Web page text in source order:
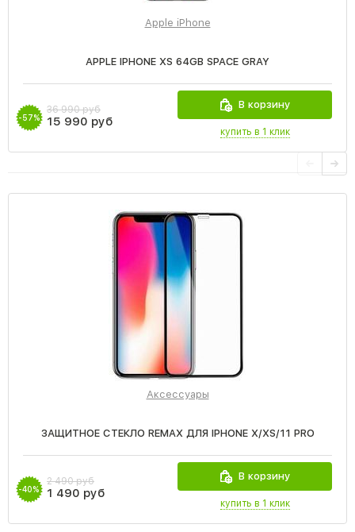
Apple iPhone
APPLE IPHONE XS 64GB SPACE GRAY
-57%
36 990 руб
15 990 руб
В корзину
купить в 1 клик
Аксессуары
ЗАЩИТНОЕ СТЕКЛО REMAX ДЛЯ IPHONE X/XS/11 PRO
-40%
2 490 руб
1 490 руб
В корзину
купить в 1 клик